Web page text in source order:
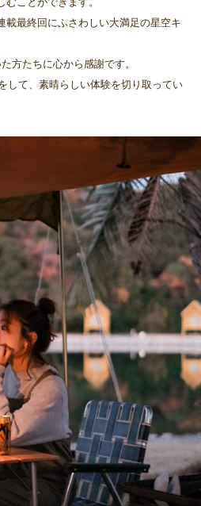
載最終回にふさわしい大満足の星空キ
方たちに心から感謝です。
して、素晴らしい体験を切り取ってい